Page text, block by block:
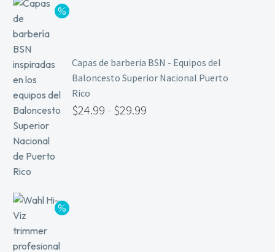
Capas de barberia BSN - Equipos del
Baloncesto Superior Nacional Puerto
Rico
$24.99 - $29.99